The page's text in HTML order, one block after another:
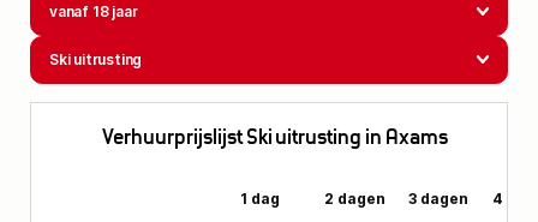
vanaf 18 jaar
Ski uitrusting
Verhuurprijslijst Ski uitrusting in Axams
1 dag 2 dagen 3 dagen 4